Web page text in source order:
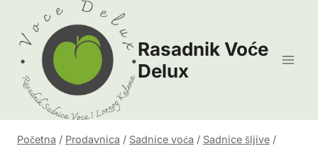
content
Rasadnik Voće
Delux
Početna / Prodavnica / Sadnice voća / Sadnice šljive /